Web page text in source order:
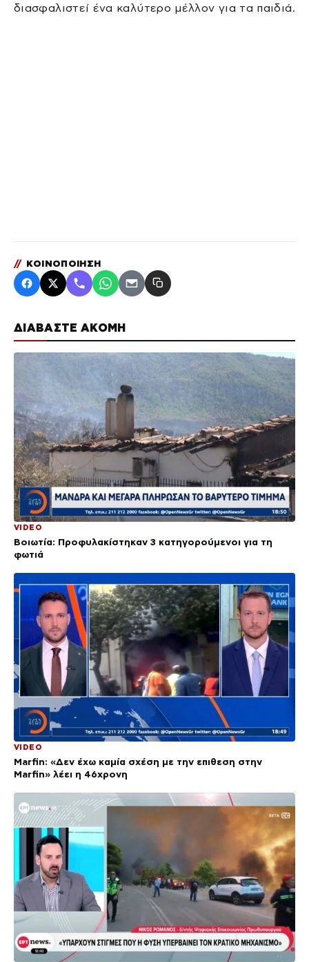
ΔΙΑΒΑΣΤΕ ΑΚΟΜΗ
VIDEO
Βοιωτία: Προφυλακίστηκαν 3 κατηγορούμενοι για τη
φωτιά
VIDEO
Marfin: «Δεν έχω καμία σχέση με την επιθεση στην
Marfin» λέει η 46χρονη
διασφαλιστεί ένα καλύτερο μέλλον για τα παιδιά.
// ΚΟΙΝΟΠΟΙΗΣΗ